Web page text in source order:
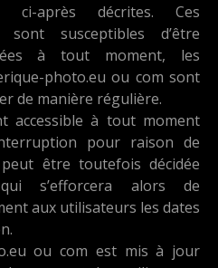
ci-après décrites. Ces
sont susceptibles d’être
à tout moment, les
photo.eu ou com sont
de manière régulière.
accessible à tout moment
pour raison de
être toutefois décidée
s’efforcera alors de
aux utilisateurs les dates
ou com est mis à jour